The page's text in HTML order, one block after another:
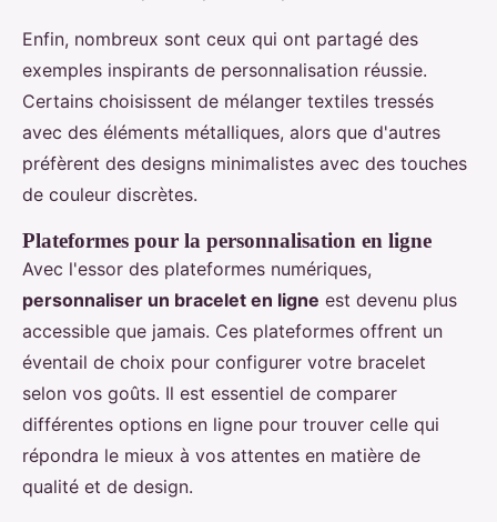
Enfin, nombreux sont ceux qui ont partagé des
exemples inspirants de personnalisation réussie.
Certains choisissent de mélanger textiles tressés
avec des éléments métalliques, alors que d'autres
préfèrent des designs minimalistes avec des touches
de couleur discrètes.
Plateformes pour la personnalisation en ligne
Avec l'essor des plateformes numériques,
personnaliser un bracelet en ligne est devenu plus
accessible que jamais. Ces plateformes offrent un
éventail de choix pour configurer votre bracelet
selon vos goûts. Il est essentiel de comparer
différentes options en ligne pour trouver celle qui
répondra le mieux à vos attentes en matière de
qualité et de design.